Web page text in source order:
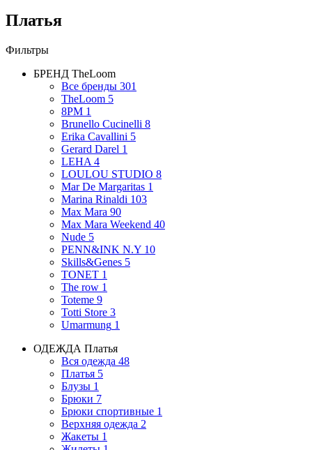
Платья
Фильтры
БРЕНД TheLoom
Все бренды 301
TheLoom 5
8PM 1
Brunello Cucinelli 8
Erika Cavallini 5
Gerard Darel 1
LEHA 4
LOULOU STUDIO 8
Mar De Margaritas 1
Marina Rinaldi 103
Max Mara 90
Max Mara Weekend 40
Nude 5
PENN&INK N.Y 10
Skills&Genes 5
TONET 1
The row 1
Toteme 9
Totti Store 3
Umarmung 1
ОДЕЖДА Платья
Вся одежда 48
Платья 5
Блузы 1
Брюки 7
Брюки спортивные 1
Верхняя одежда 2
Жакеты 1